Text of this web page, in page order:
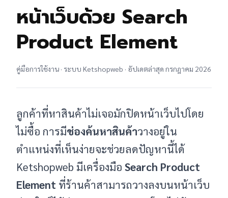
หน้าเว็บด้วย Search
Product Element
คู่มือการใช้งาน · ระบบ Ketshopweb · อัปเดตล่าสุด กรกฎาคม 2026
ลูกค้าที่หาสินค้าไม่เจอมักปิดหน้าเว็บไปโดย
ไม่ซื้อ การมีช่องค้นหาสินค้าวางอยู่ใน
ตำแหน่งที่เห็นง่ายจะช่วยลดปัญหานี้ได้
Ketshopweb มีเครื่องมือ Search Product
Element ที่ร้านค้าสามารถวางลงบนหน้าเว็บ